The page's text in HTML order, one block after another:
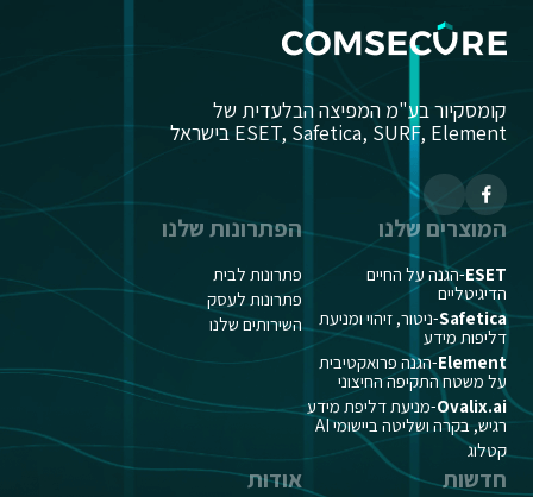
קומסקיור בע"מ המפיצה הבלעדית של
ESET, Safetica, SURF, Element בישראל
המוצרים שלנו
ESET-הגנה על החיים
הדיגיטליים
Safetica-ניטור, זיהוי ומניעת
דליפות מידע
Element-הגנה פרואקטיבית
על משטח התקיפה החיצוני
Ovalix.ai-מניעת דליפת מידע
רגיש, בקרה ושליטה ביישומי AI
קטלוג
הפתרונות שלנו
פתרונות לבית
פתרונות לעסק
השירותים שלנו
חדשות אודות